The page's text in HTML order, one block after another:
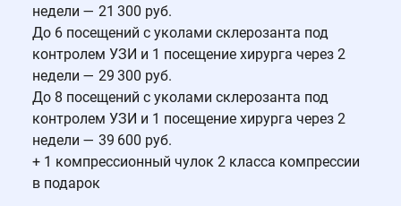
недели — 21 300 руб.
До 6 посещений с уколами склерозанта под
контролем УЗИ и 1 посещение хирурга через 2
недели — 29 300 руб.
До 8 посещений с уколами склерозанта под
контролем УЗИ и 1 посещение хирурга через 2
недели — 39 600 руб.
+ 1 компрессионный чулок 2 класса компрессии
в подарок